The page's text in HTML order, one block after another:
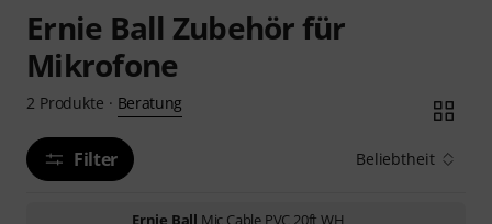
Ernie Ball Zubehör für
Mikrofone
2 Produkte · Beratung
Filter Beliebtheit
Ernie Ball Mic Cable PVC 20ft WH